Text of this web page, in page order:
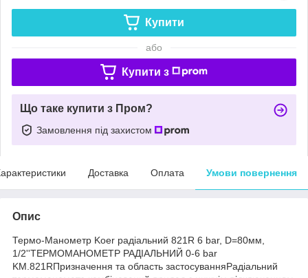
Купити
або
Купити з
Що таке купити з Пром?
Замовлення під захистом
Доставка Оплата Умови повернення
Опис
Термо-Манометр Koer радіальний 821R 6 bar, D=80мм,
1/2''ТЕРМОМАНОМЕТР РАДІАЛЬНИЙ 0-6 bar
KM.821RПризначення та область застосуванняРадіальний